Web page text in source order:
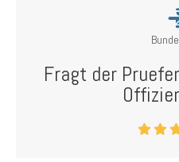
Fragt der